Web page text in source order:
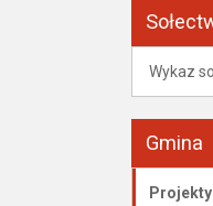
Wykaz
Gmina
Projekty